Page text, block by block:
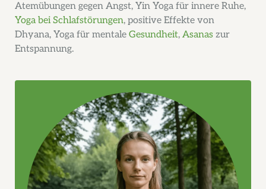
Atemübungen gegen Angst, Yin Yoga für innere Ruhe,
Yoga bei Schlafstörungen, positive Effekte von
Dhyana, Yoga für mentale Gesundheit, Asanas zur
Entspannung.